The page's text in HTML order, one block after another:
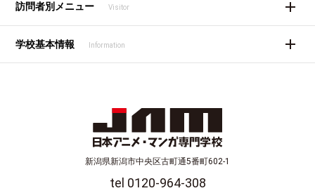
訪問者別メニュー Visitor
学校基本情報 Information
新潟県新潟市中央区古町通5番町602-1
tel 0120-964-308